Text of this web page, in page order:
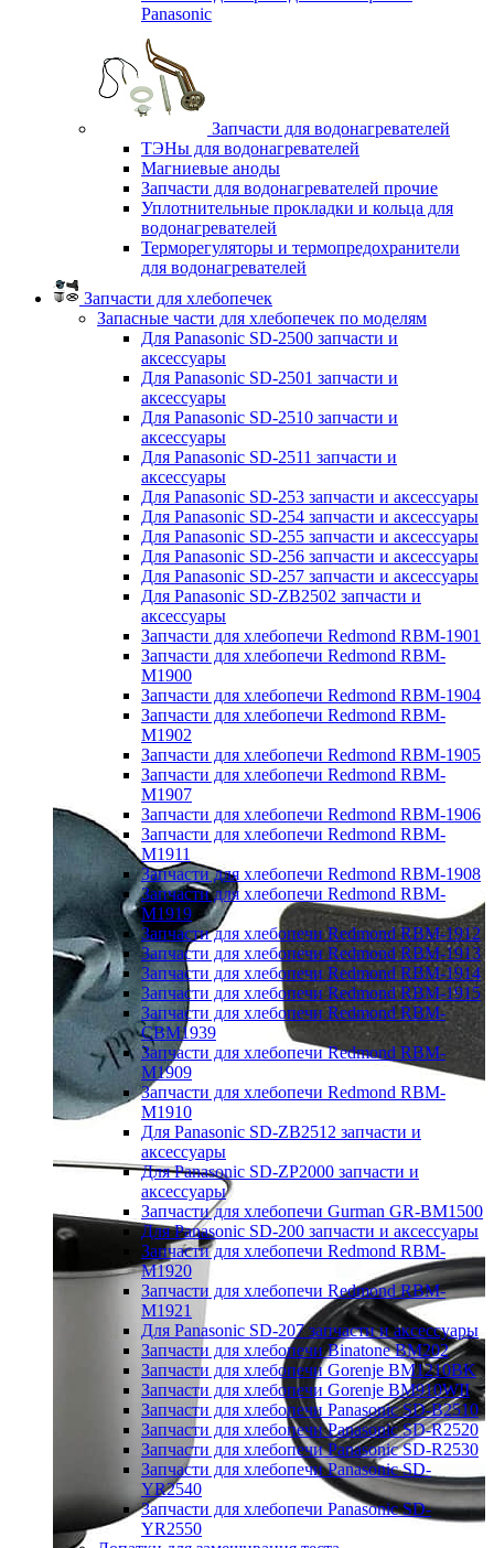
Panasonic
Запчасти для водонагревателей
ТЭНы для водонагревателей
Магниевые аноды
Запчасти для водонагревателей прочие
Уплотнительные прокладки и кольца для
водонагревателей
Терморегуляторы и термопредохранители
для водонагревателей
Запчасти для хлебопечек
Запасные части для хлебопечек по моделям
Для Panasonic SD-2500 запчасти и
аксессуары
Для Panasonic SD-2501 запчасти и
аксессуары
Для Panasonic SD-2510 запчасти и
аксессуары
Для Panasonic SD-2511 запчасти и
аксессуары
Для Panasonic SD-253 запчасти и аксессуары
Для Panasonic SD-254 запчасти и аксессуары
Для Panasonic SD-255 запчасти и аксессуары
Для Panasonic SD-256 запчасти и аксессуары
Для Panasonic SD-257 запчасти и аксессуары
Для Panasonic SD-ZB2502 запчасти и
аксессуары
Запчасти для хлебопечи Redmond RBM-1901
Запчасти для хлебопечи Redmond RBM-
M1900
Запчасти для хлебопечи Redmond RBM-1904
Запчасти для хлебопечи Redmond RBM-
M1902
Запчасти для хлебопечи Redmond RBM-1905
Запчасти для хлебопечи Redmond RBM-
M1907
Запчасти для хлебопечи Redmond RBM-1906
Запчасти для хлебопечи Redmond RBM-
M1911
Запчасти для хлебопечи Redmond RBM-1908
Запчасти для хлебопечи Redmond RBM-
M1919
Запчасти для хлебопечи Redmond RBM-1912
Запчасти для хлебопечи Redmond RBM-1913
Запчасти для хлебопечи Redmond RBM-1914
Запчасти для хлебопечи Redmond RBM-1915
Запчасти для хлебопечи Redmond RBM-
CBM1939
Запчасти для хлебопечи Redmond RBM-
M1909
Запчасти для хлебопечи Redmond RBM-
M1910
Для Panasonic SD-ZB2512 запчасти и
аксессуары
Для Panasonic SD-ZP2000 запчасти и
аксессуары
Запчасти для хлебопечи Gurman GR-BM1500
Для Panasonic SD-200 запчасти и аксессуары
Запчасти для хлебопечи Redmond RBM-
M1920
Запчасти для хлебопечи Redmond RBM-
M1921
Для Panasonic SD-207 запчасти и аксессуары
Запчасти для хлебопечи Binatone BM202
Запчасти для хлебопечи Gorenje BM1210BK
Запчасти для хлебопечи Gorenje BM910WII
Запчасти для хлебопечи Panasonic SD-B2510
Запчасти для хлебопечи Panasonic SD-R2520
Запчасти для хлебопечи Panasonic SD-R2530
Запчасти для хлебопечи Panasonic SD-
YR2540
Запчасти для хлебопечи Panasonic SD-
YR2550